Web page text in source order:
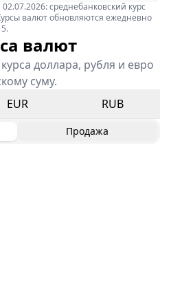
среднебанковский курс
валют обновляются ежедневно
валют
доллара, рубля и евро
суму.
EUR RUB
Продажа